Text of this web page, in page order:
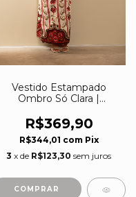
Vestido Estampado
Ombro Só Clara |
R$369,90
R$344,01 com Pix
3 x de R$123,30 sem juros
COMPRAR